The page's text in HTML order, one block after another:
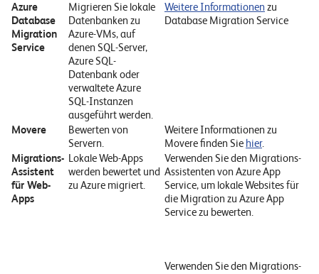
©
u
c
h
t
e
r
S
Azure
Database
Migration
Service
Migrieren Sie lokale
Datenbanken zu
Azure-VMs, auf
denen SQL-Server,
Azure SQL-
Datenbank oder
verwaltete Azure
SQL-Instanzen
ausgeführt werden.
Weitere Informationen zu
Database Migration Service
Movere
Bewerten von
Servern.
Weitere Informationen zu
Movere finden Sie hier.
Migrations-
Assistent
für Web-
Apps
Lokale Web-Apps
werden bewertet und
zu Azure migriert.
Verwenden Sie den Migrations-
Assistenten von Azure App
Service, um lokale Websites für
die Migration zu Azure App
Service zu bewerten.
Verwenden Sie den Migrations-